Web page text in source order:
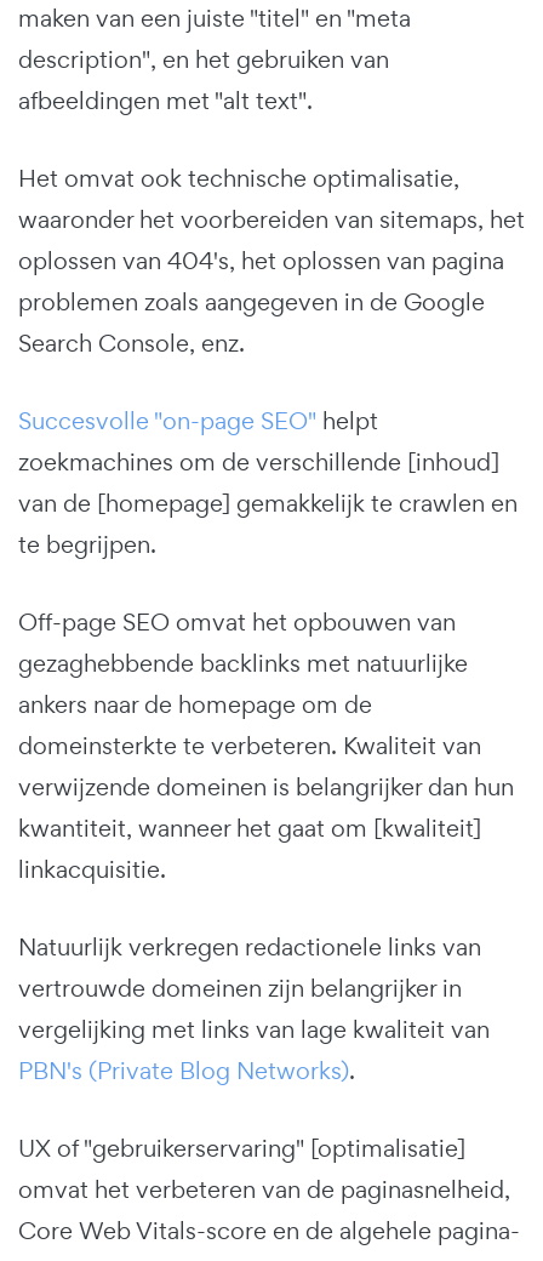
maken van een juiste "titel" en "meta
description", en het gebruiken van
afbeeldingen met "alt text".
Het omvat ook technische optimalisatie,
waaronder het voorbereiden van sitemaps, het
oplossen van 404's, het oplossen van pagina
problemen zoals aangegeven in de Google
Search Console, enz.
Succesvolle "on-page SEO" helpt
zoekmachines om de verschillende [inhoud]
van de [homepage] gemakkelijk te crawlen en
te begrijpen.
Off-page SEO omvat het opbouwen van
gezaghebbende backlinks met natuurlijke
ankers naar de homepage om de
domeinsterkte te verbeteren. Kwaliteit van
verwijzende domeinen is belangrijker dan hun
kwantiteit, wanneer het gaat om [kwaliteit]
linkacquisitie.
Natuurlijk verkregen redactionele links van
vertrouwde domeinen zijn belangrijker in
vergelijking met links van lage kwaliteit van
PBN's (Private Blog Networks).
UX of "gebruikerservaring" [optimalisatie]
omvat het verbeteren van de paginasnelheid,
Core Web Vitals-score en de algehele pagina-